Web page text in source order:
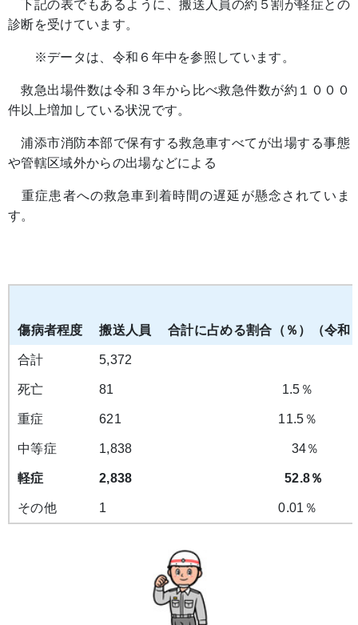
下記の表でもあるように、搬送人員の約５割が軽症との
診断を受けています。
※データは、令和６年中を参照しています。
救急出場件数は令和３年から比べ救急件数が約１０００
件以上増加している状況です。
浦添市消防本部で保有する救急車すべてが出場する事態
や管轄区域外からの出場などによる
重症患者への救急車到着時間の遅延が懸念されていま
す。
傷病者程度 搬送人員 合計に占める割合（％）（令和
合計 5,372
死亡 81 1.5％
重症 621 11.5％
中等症 1,838 34％
軽症 2,838 52.8％
その他 1 0.01％